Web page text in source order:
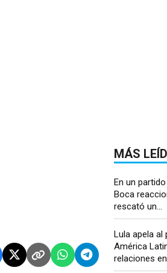
MÁS
En un
Boca
rescató un...
Lula apela al
América
relaciones